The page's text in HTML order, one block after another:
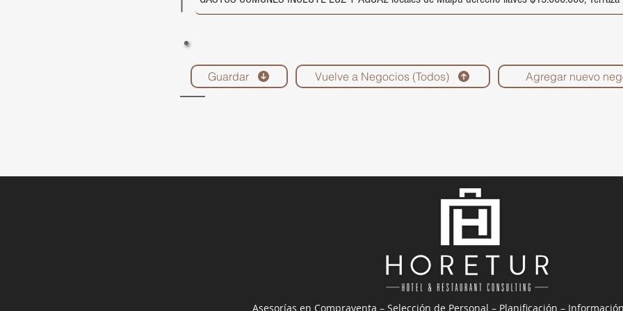
Guardar Vuelve a Negocios (Todos) Agregar nuevo
Asesorías en Compraventa – Selección de Personal – Planificación –